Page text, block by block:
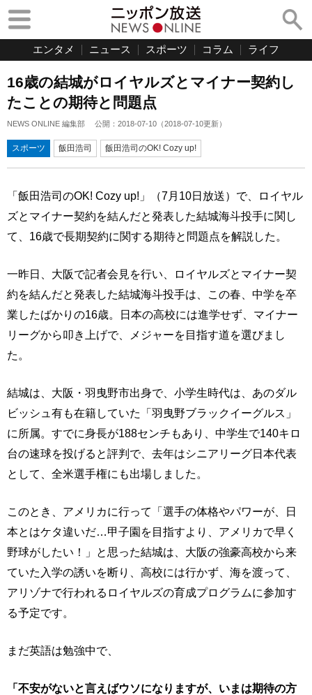
エンタメ ニュース スポーツ コラム ライフ
16歳の結城がロイヤルズとマイナー契約し
たことの期待と問題点
NEWS ONLINE 編集部 公開： 2018-07-10 （2018-07-10更新）
スポーツ 飯田浩司 飯田浩司のOK! Cozy up!
「飯田浩司のOK! Cozy up!」（7月10日放送）で、ロイヤル
ズとマイナー契約を結んだと発表した結城海斗投手に関し
て、16歳で長期契約に関する期待と問題点を解説した。
一昨日、大阪で記者会見を行い、ロイヤルズとマイナー契
約を結んだと発表した結城海斗投手は、この春、中学を卒
業したばかりの16歳。日本の高校には進学せず、マイナー
リーグから叩き上げで、メジャーを目指す道を選びまし
た。
結城は、大阪・羽曳野市出身で、小学生時代は、あのダル
ビッシュ有も在籍していた「羽曳野ブラックイーグルス」
に所属。すでに身長が188センチもあり、中学生で140キロ
台の速球を投げると評判で、去年はシニアリーグ日本代表
として、全米選手権にも出場しました。
このとき、アメリカに行って「選手の体格やパワーが、日
本とはケタ違いだ…甲子園を目指すより、アメリカで早く
野球がしたい！」と思った結城は、大阪の強豪高校から来
ていた入学の誘いを断り、高校には行かず、海を渡って、
アリゾナで行われるロイヤルズの育成プログラムに参加す
る予定です。
まだ英語は勉強中で、
「不安がないと言えばウソになりますが、いまは期待の方